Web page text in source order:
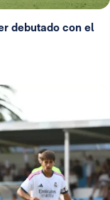
debutado con el